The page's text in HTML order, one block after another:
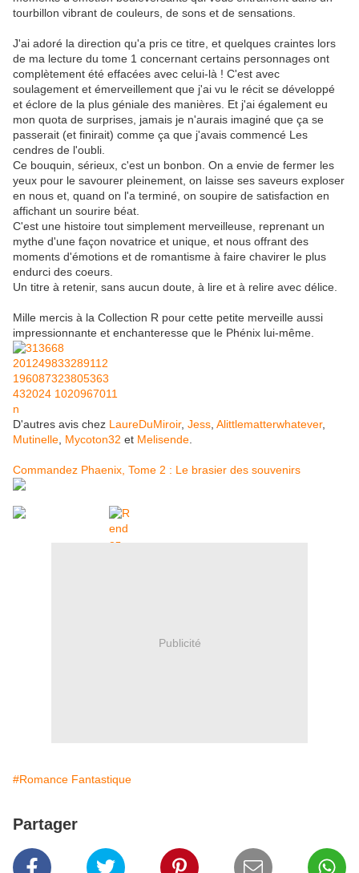
tourbillon vibrant de couleurs, de sons et de sensations.
J'ai adoré la direction qu'a pris ce titre, et quelques craintes lors
de ma lecture du tome 1 concernant certains personnages ont
complètement été effacées avec celui-là ! C'est avec
soulagement et émerveillement que j'ai vu le récit se développé
et éclore de la plus géniale des manières. Et j'ai également eu
mon quota de surprises, jamais je n'aurais imaginé que ça se
passerait (et finirait) comme ça que j'avais commencé Les
cendres de l'oubli.
Ce bouquin, sérieux, c'est un bonbon. On a envie de fermer les
yeux pour le savourer pleinement, on laisse ses saveurs exploser
en nous et, quand on l'a terminé, on soupire de satisfaction en
affichant un sourire béat.
C'est une histoire tout simplement merveilleuse, reprenant un
mythe d'une façon novatrice et unique, et nous offrant des
moments d'émotions et de romantisme à faire chavirer le plus
endurci des coeurs.
Un titre à retenir, sans aucun doute, à lire et à relire avec délice.
Mille mercis à la Collection R pour cette petite merveille aussi
impressionnante et enchanteresse que le Phénix lui-même.
D'autres avis chez LaureDuMiroir, Jess Alittlematterwhatever,
Mutinelle Mycoton32 et Melisende
Commandez Phaenix, Tome 2 : Le brasier des souvenirs
Publicité
#Romance Fantastique
Partager